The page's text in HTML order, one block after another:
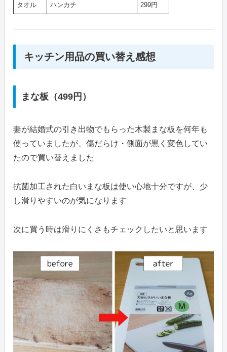
タオル ハンカチ 299円
キッチン用品の買い替え感想
まな板（499円）
妻が結婚式の引き出物でもらった木製まな板を何年も
使っていましたが、傷だらけ・側面が黒く変色してい
たので買い替えました
抗菌加工された白いまな板は使い心地十分ですが、少
し滑りやすいのが気になります
次に買う時は滑りにくさもチェックしたいと思います